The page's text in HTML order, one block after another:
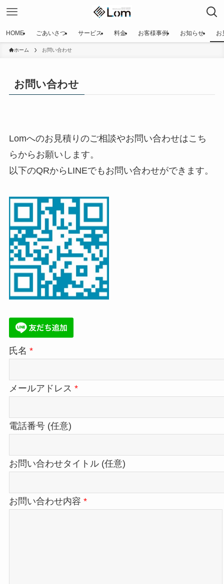
HOME ごあいさつ サービス 料金 お客様事例 お知らせ お
ホーム お問い合わせ
お問い合わせ
Lomへのお見積りのご相談やお問い合わせはこち
らからお願いします。
以下のQRからLINEでもお問い合わせができます。
氏名 *
メールアドレス *
電話番号 (任意)
お問い合わせタイトル (任意)
お問い合わせ内容 *